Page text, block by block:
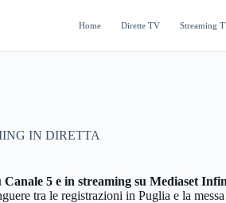
Home Dirette TV Streaming
IN DIRETTA
5 e in streaming su Mediaset
tra le registrazioni in Puglia e la